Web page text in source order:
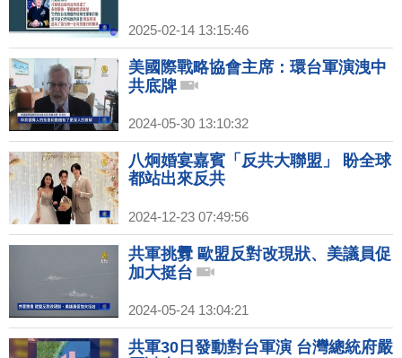
2025-02-14 13:15:46
美國際戰略協會主席：環台軍演洩中
共底牌
2024-05-30 13:10:32
八炯婚宴嘉賓「反共大聯盟」 盼全球
都站出來反共
2024-12-23 07:49:56
共軍挑釁 歐盟反對改現狀、美議員促
加大挺台
2024-05-24 13:04:21
共軍30日發動對台軍演 台灣總統府嚴